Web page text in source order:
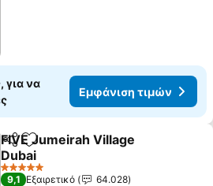
για να
Εμφάνιση τιμών
Κοινοποίηση
Προσθήκη στα αγαπημένα
FIVE Jumeirah Village
Dubai
5 Αστέρια
9,1 Εξαιρετικό
64.028